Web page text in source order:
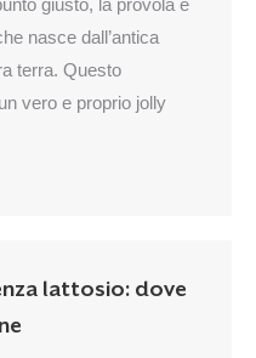
giusto, la provola è
nasce dall’antica
terra. Questo
vero e proprio jolly
lattosio: dove